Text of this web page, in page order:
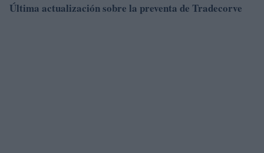
Última actualización sobre la preventa de Tradecorve